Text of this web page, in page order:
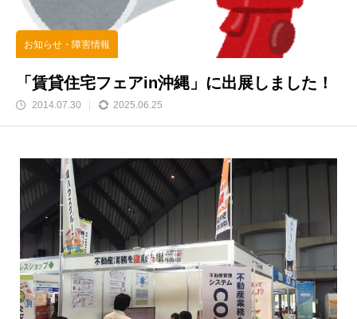
お知らせ・障害情報
「賃貸住宅フェアin沖縄」に出展しました！
2014.07.30 2025.06.25